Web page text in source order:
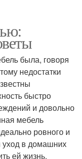
была, говоря
недостатки
быстро
и довольно
мебель
ровного и
уход в домашних
ей жизнь.